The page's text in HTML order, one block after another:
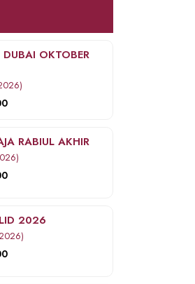
DUBAI OKTOBER
RABIUL AKHIR
2026